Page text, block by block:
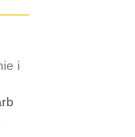
i